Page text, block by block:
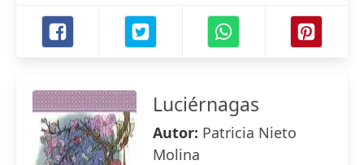
Luciérnagas
Autor: Patricia Nieto
Molina